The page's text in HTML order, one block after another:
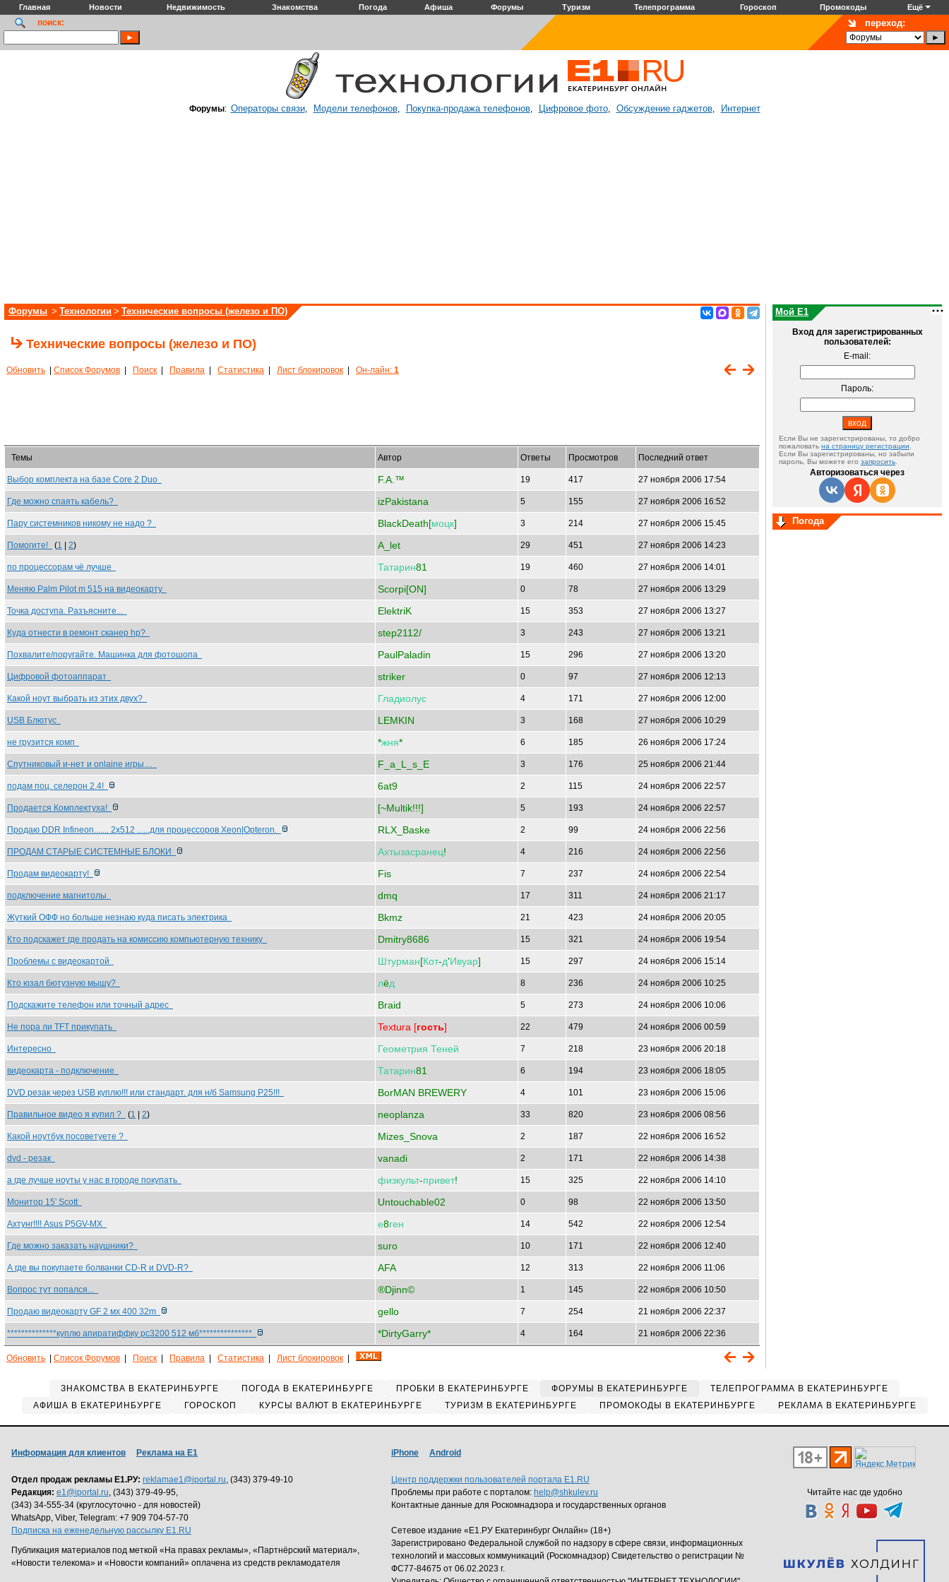
Главная Новости Недвижимость Знакомства Погода Афиша Форумы Туризм Телепрограмма Гороскоп Промокоды Ещё
поиск: переход:
Форумы: Операторы связи, Модели телефонов, Покупка-продажа телефонов, Цифровое фото, Обсуждение гаджетов, Интернет
Форумы > Технологии > Технические вопросы (железо и ПО)
Технические вопросы (железо и ПО)
Обновить Список Форумов Поиск Правила Статистика Лист блокировок Он-лайн: 1
Темы Автор Ответы Просмотров Последний ответ
Выбор комплекта на базе Core 2 Duo F.A.™ 19 417 27 ноября 2006 17:54
Где можно спаять кабель? izPakistana 5 155 27 ноября 2006 16:52
Пару системников никому не надо ? BlackDeath[моцк] 3 214 27 ноября 2006 15:45
Помогите! (1 2) A_let 29 451 27 ноября 2006 14:23
по процессорам чё лучше Татарин81 19 460 27 ноября 2006 14:01
Меняю Palm Pilot m 515 на видеокарту Scorpi[ON] 0 78 27 ноября 2006 13:29
Точка доступа. Разъясните... ElektriK 15 353 27 ноября 2006 13:27
Куда отнести в ремонт сканер hp? step2112/ 3 243 27 ноября 2006 13:21
Похвалите/поругайте. Машинка для фотошопа PaulPaladin 15 296 27 ноября 2006 13:20
Цифровой фотоаппарат striker 0 97 27 ноября 2006 12:13
Какой ноут выбрать из этих двух? Гладиолус 4 171 27 ноября 2006 12:00
USB Блютус LEMKIN 3 168 27 ноября 2006 10:29
не грузится комп *жня* 6 185 26 ноября 2006 17:24
Спутниковый и-нет и onlaine игры… F_a_L_s_E 3 176 25 ноября 2006 21:44
подам поц. селерон 2.4! 6at9 2 115 24 ноября 2006 22:57
Продается Комплектуха! [~Multik!!!] 5 193 24 ноября 2006 22:57
Продаю DDR Infineon....... 2x512 ......для процессоров Xeon|Opteron. RLX_Baske 2 99 24 ноября 2006 22:56
ПРОДАМ СТАРЫЕ СИСТЕМНЫЕ БЛОКИ Ахтызасранец! 4 216 24 ноября 2006 22:56
Продам видеокарту! Fis 7 237 24 ноября 2006 22:54
подключение магнитолы dmq 17 311 24 ноября 2006 21:17
Жуткий ОФФ но больше незнаю куда писать электрика Bkmz 21 423 24 ноября 2006 20:05
Кто подскажет где продать на комиссию компьютерную технику Dmitry8686 15 321 24 ноября 2006 19:54
Проблемы с видеокартой Штурман[Кот-д'Ивуар] 15 297 24 ноября 2006 15:14
Кто юзал бютузную мышу? лёд 8 236 24 ноября 2006 10:25
Подскажите телефон или точный адрес Braid 5 273 24 ноября 2006 10:06
Не пора ли TFT прикупать Textura [гость] 22 479 24 ноября 2006 00:59
Интересно Геометрия Теней 7 218 23 ноября 2006 20:18
видеокарта - подключение Татарин81 6 194 23 ноября 2006 18:05
DVD резак через USB куплю!!! или стандарт. для н/б Samsung P25!!! BorMAN BREWERY 4 101 23 ноября 2006 15:06
Правильное видео я купил ? (1 2) neoplanza 33 820 23 ноября 2006 08:56
Какой ноутбук посоветуете ? Mizes_Snova 2 187 22 ноября 2006 16:52
dvd - резак vanadi 2 171 22 ноября 2006 14:38
а где лучше ноуты у нас в городе покупать физкульт-привет! 15 325 22 ноября 2006 14:10
Монитор 15' Scott Untouchable02 0 98 22 ноября 2006 13:50
Ахтунг!!!! Asus P5GV-MX е8ген 14 542 22 ноября 2006 12:54
Где можно заказать наушники? suro 10 171 22 ноября 2006 12:40
А где вы покупаете болванки CD-R и DVD-R? AFA 12 313 22 ноября 2006 11:06
Вопрос тут попался... ®Djinn© 1 145 22 ноября 2006 10:50
Продаю видеокарту GF 2 мх 400 32m gello 7 254 21 ноября 2006 22:37
**************куплю апиратиффку pc3200 512 мб*************** *DirtyGarry* 4 164 21 ноября 2006 22:36
Обновить Список Форумов Поиск Правила Статистика Лист блокировок
Мой E1
Вход для зарегистрированных
пользователей:
E-mail:
Пароль:
Если Вы не зарегистрированы, то добро
пожаловать на страницу регистрации
Если Вы зарегистрированы, но забыли
пароль, Вы можете его запросить
Авторизоваться через
Погода
ЗНАКОМСТВА В ЕКАТЕРИНБУРГЕ ПОГОДА В ЕКАТЕРИНБУРГЕ ПРОБКИ В ЕКАТЕРИНБУРГЕ ФОРУМЫ В ЕКАТЕРИНБУРГЕ
ТЕЛЕПРОГРАММА В ЕКАТЕРИНБУРГЕ
АФИША В ЕКАТЕРИНБУРГЕ
ГОРОСКОП КУРСЫ ВАЛЮТ В ЕКАТЕРИНБУРГЕ ТУРИЗМ В ЕКАТЕРИНБУРГЕ ПРОМОКОДЫ В ЕКАТЕРИНБУРГЕ РЕКЛАМА В ЕКАТЕРИНБУРГЕ
Читайте нас где удобно
Информация для клиентов Реклама на Е1
Отдел продаж рекламы Е1.РУ: reklamae1@iportal.ru, (343) 379-49-10
Редакция: e1@iportal.ru, (343) 379-49-95,
(343) 34-555-34 (круглосуточно - для новостей)
WhatsApp, Viber, Telegram: +7 909 704-57-70
Подписка на еженедельную рассылку E1.RU
Публикация материалов под меткой «На правах рекламы», «Партнёрский материал»,
«Новости телекома» и «Новости компаний» оплачена из средств рекламодателя
iPhone Android
Центр поддержки пользователей портала E1.RU
Проблемы при работе с порталом: help@shkulev.ru
Контактные данные для Роскомнадзора и государственных органов
Сетевое издание «Е1.РУ Екатеринбург Онлайн» (18+)
Зарегистрировано Федеральной службой по надзору в сфере связи, информационных
технологий и массовых коммуникаций (Роскомнадзор) Свидетельство о регистрации №
ФС77-84675 от 06.02.2023 г.